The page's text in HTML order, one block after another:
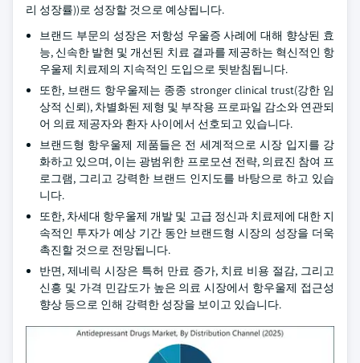
리 성장률))로 성장할 것으로 예상됩니다.
브랜드 부문의 성장은 저항성 우울증 사례에 대해 향상된 효
능, 신속한 발현 및 개선된 치료 결과를 제공하는 혁신적인 항
우울제 치료제의 지속적인 도입으로 뒷받침됩니다.
또한, 브랜드 항우울제는 종종 stronger clinical trust(강한 임
상적 신뢰), 차별화된 제형 및 부작용 프로파일 감소와 연관되
어 의료 제공자와 환자 사이에서 선호되고 있습니다.
브랜드형 항우울제 제품들은 전 세계적으로 시장 입지를 강
화하고 있으며, 이는 광범위한 프로모션 전략, 의료진 참여 프
로그램, 그리고 강력한 브랜드 인지도를 바탕으로 하고 있습
니다.
또한, 차세대 항우울제 개발 및 고급 정신과 치료제에 대한 지
속적인 투자가 예상 기간 동안 브랜드형 시장의 성장을 더욱
촉진할 것으로 전망됩니다.
반면, 제네릭 시장은 특허 만료 증가, 치료 비용 절감, 그리고
신흥 및 가격 민감도가 높은 의료 시장에서 항우울제 접근성
향상 등으로 인해 강력한 성장을 보이고 있습니다.